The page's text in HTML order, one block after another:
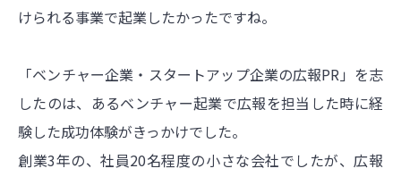
けられる事業で起業したかったですね。
「ベンチャー企業・スタートアップ企業の広報PR」を志
したのは、あるベンチャー起業で広報を担当した時に経
験した成功体験がきっかけでした。
創業3年の、社員20名程度の小さな会社でしたが、広報